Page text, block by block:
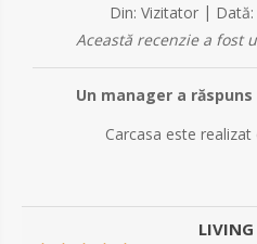
Din: Vizitator | Dată:
Această recenzie a fost
Un manager a
Carcasa este
LIVING